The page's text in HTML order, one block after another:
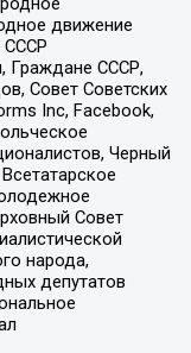
движение
СССР
Граждане СССР,
Совет Советских
Inc, Facebook,
Черный
Совет
народа,
депутатов